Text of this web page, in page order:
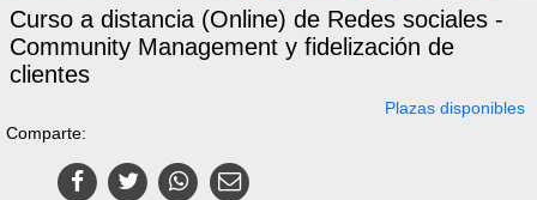
Curso a distancia (Online) de Redes sociales -
Community Management y fidelización de
clientes
Plazas disponibles
Comparte: